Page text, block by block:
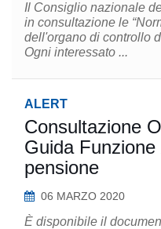
Il Consiglio nazionale
in consultazione le
dell'organo di controllo
Ogni interessato ...
ALERT
Consultazione
Guida
pensione
06 MARZO 2020
È disponibile il